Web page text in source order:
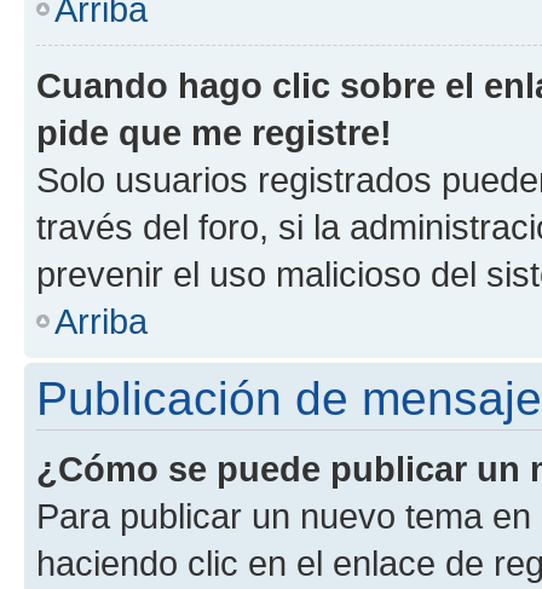
Arriba
Cuando hago clic sobre el
pide que me registre!
Solo usuarios registrados
través del foro, si la
prevenir el uso malicioso del
Arriba
Publicación de
¿Cómo se puede publicar un
Para publicar un nuevo tema
haciendo clic en el enlace de